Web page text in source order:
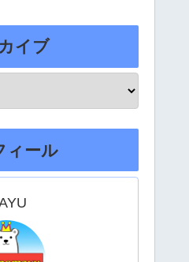
イブ
ィール